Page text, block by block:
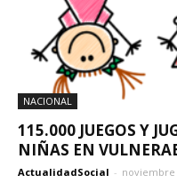
NACIONAL
115.000 JUEGOS Y
NIÑAS EN
ActualidadSocial - noviembre